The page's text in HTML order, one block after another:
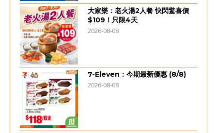
大家樂：老火湯2人餐 快閃驚喜價
$109！只限4天
2026-08-08
7-Eleven：今期最新優惠 (8/8)
2026-08-08